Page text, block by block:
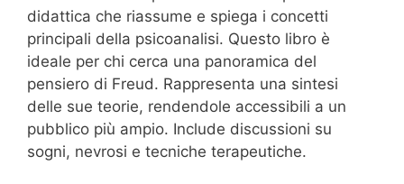
didattica che riassume e spiega i concetti
principali della psicoanalisi. Questo libro è
ideale per chi cerca una panoramica del
pensiero di Freud. Rappresenta una sintesi
delle sue teorie, rendendole accessibili a un
pubblico più ampio. Include discussioni su
sogni, nevrosi e tecniche terapeutiche.